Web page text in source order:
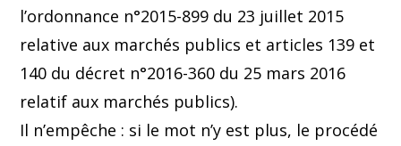
l’ordonnance n°2015-899 du 23 juillet 2015
relative aux marchés publics et articles 139 et
140 du décret n°2016-360 du 25 mars 2016
relatif aux marchés publics).
Il n’empêche : si le mot n’y est plus, le procédé